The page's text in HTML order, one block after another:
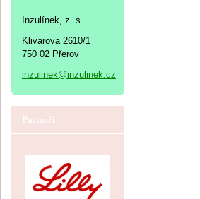
Inzulínek, z. s.
Klivarova 2610/1
750 02 Přerov
inzulinek@inzulinek.cz
Partneři